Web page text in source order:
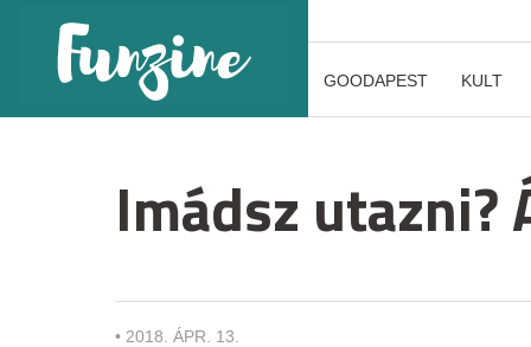
GOODAPEST KULT
Imádsz utazni?
• 2018. ÁPR. 13.